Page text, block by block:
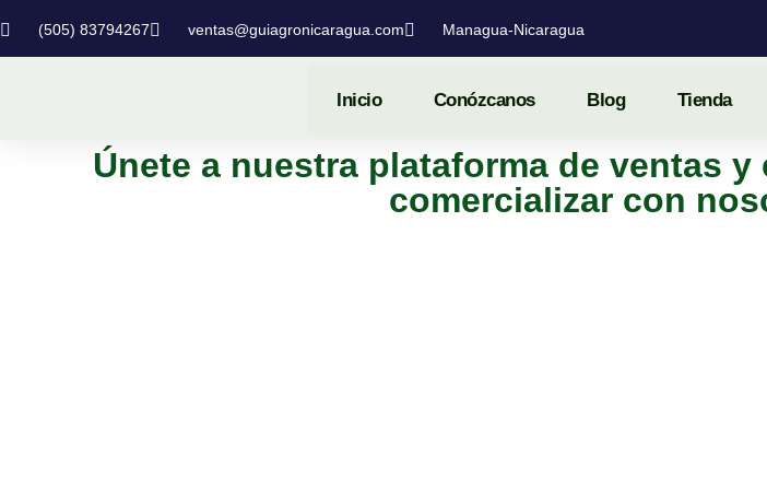
(505) 83794267 ventas@guiagronicaragua.com Managua-Nicaragua
Inicio Conózcanos Blog Tienda
Únete a nuestra plataforma de ventas
comercializar con